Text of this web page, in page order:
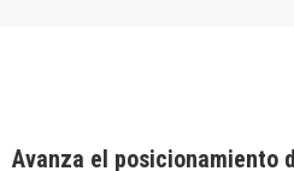
Avanza el posicionamiento